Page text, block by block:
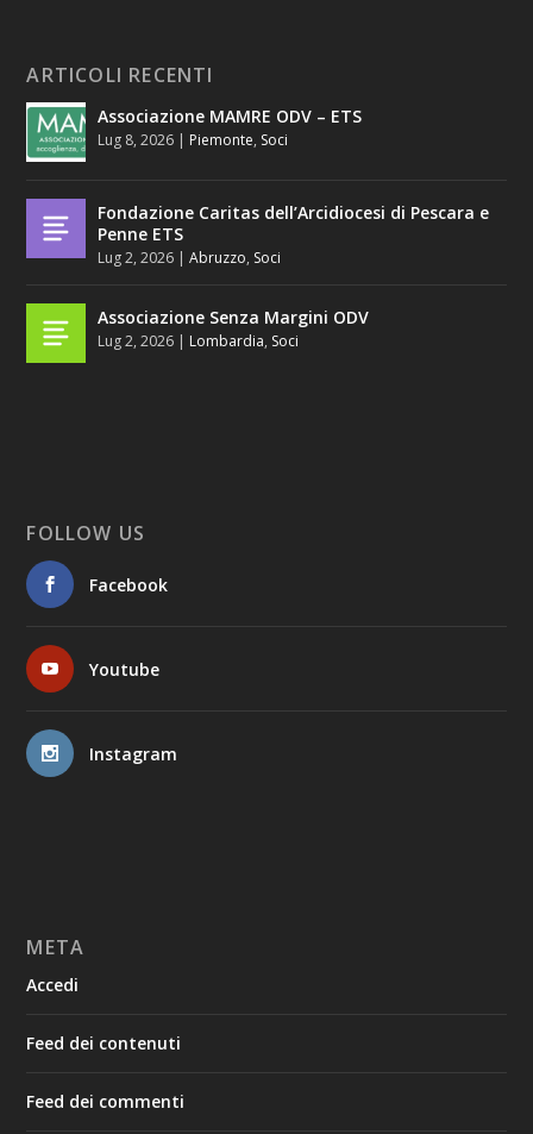
ARTICOLI RECENTI
Associazione MAMRE ODV – ETS
Lug 8, 2026 | Piemonte, Soci
Fondazione Caritas dell’Arcidiocesi di Pescara e
Penne ETS
Lug 2, 2026 |Abruzzo, Soci
Associazione Senza Margini ODV
Lug 2, 2026 | Lombardia, Soci
FOLLOW US
Facebook
Youtube
Instagram
META
Accedi
Feed dei contenuti
Feed dei commenti